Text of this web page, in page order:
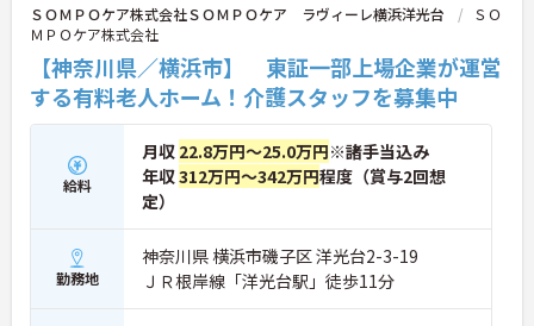
ＳＯＭＰＯケア株式会社ＳＯＭＰＯケア ラヴィーレ横浜洋光台
ＳＯ
ＭＰＯケア株式会社
【神奈川県／横浜市】 東証一部上場企業が運営
する有料老人ホーム！介護スタッフを募集中
給料
月収 22.8万円～25.0万円※諸手当込み
年収312万円～342万円程度（賞与2回想
定）
勤務地
神奈川県 横浜市磯子区 洋光台2-3-19
ＪＲ根岸線「洋光台駅」徒歩11分